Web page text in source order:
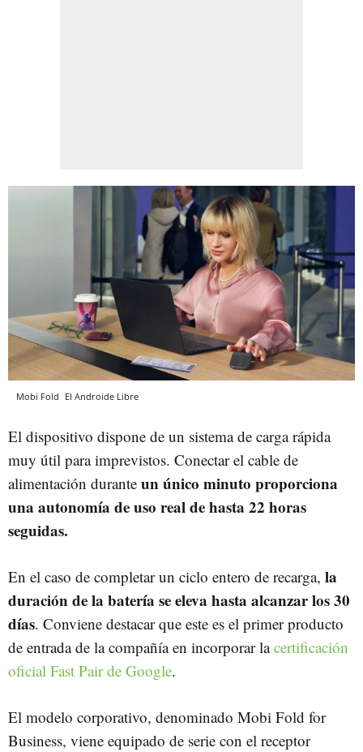
Mobi Fold El Androide Libre
El dispositivo dispone de un sistema de carga rápida
muy útil para imprevistos. Conectar el cable de
alimentación durante un único minuto proporciona
una autonomía de uso real de hasta 22 horas
seguidas.
En el caso de completar un ciclo entero de recarga, la
duración de la batería se eleva hasta alcanzar los 30
días. Conviene destacar que este es el primer producto
de entrada de la compañía en incorporar lacertificación
oficial Fast Pair de Google.
El modelo corporativo, denominado Mobi Fold for
Business, viene equipado de serie con el receptor